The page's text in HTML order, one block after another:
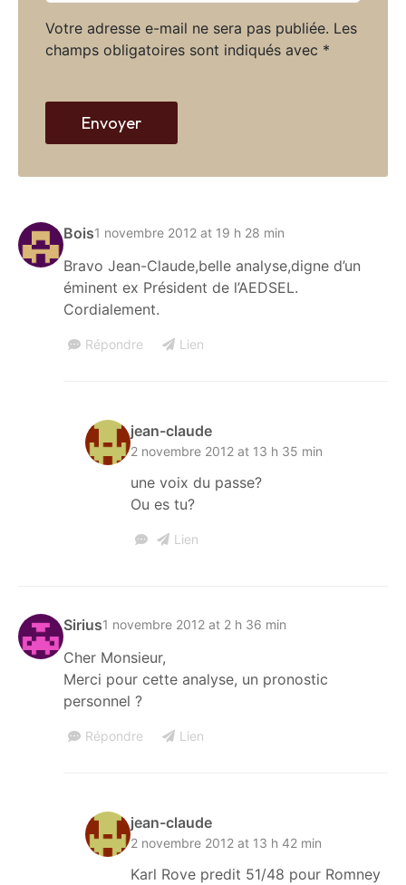
Bois1 novembre 2012 at 19 h 28 min
Bravo Jean-Claude,belle analyse,digne d’un
éminent ex Président de l’AEDSEL.
Cordialement.
Répondre Lien
jean-claude
2 novembre 2012 at 13 h 35 min
une voix du passe?
Ou es tu?
Lien
Sirius1 novembre 2012 at 2 h 36 min
Cher Monsieur,
Merci pour cette analyse, un pronostic
personnel ?
Répondre Lien
jean-claude
2 novembre 2012 at 13 h 42 min
Karl Rove predit 51/48 pour Romney
Votre adresse e-mail ne sera pas publiée. Les
champs obligatoires sont indiqués avec *
*
e
w
b
Envoyer